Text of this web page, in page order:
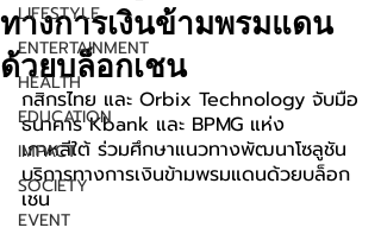
LIFESTYLE
ENTERTAINMENT
HEALTH
EDUCATION
IMPACT
SOCIETY
EVENT
ทางการเงินข้ามพรมแดน
ด้วยบล็อกเชน
กสิกรไทย และ Orbix Technology จับมือ
ธนาคาร Kbank และ BPMG แห่ง
เกาหลีใต้ ร่วมศึกษาแนวทางพัฒนาโซลูชัน
บริการทางการเงินข้ามพรมแดนด้วยบล็อก
เชน